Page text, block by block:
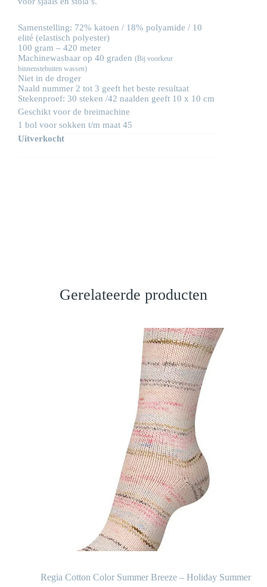
Samenstelling: 72% katoen / 18% polyamide / 10
elité (elastisch polyester)
100 gram – 420 meter
Machinewasbaar op 40 graden (Bij voorkeur
binnenstebuiten wassen)
Niet in de droger
Naald nummer 2 tot 3 geeft het beste resultaat
Stekenproef: 30 steken /42 naalden geeft 10 x 10 cm
Geschikt voor de breimachine
1 bol voor sokken t/m maat 45
Uitverkocht
Gerelateerde producten
Regia Cotton Color Summer Breeze – Holiday Summer